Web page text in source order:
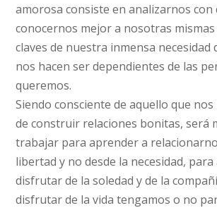
amorosa consiste en analizarnos con
conocernos mejor a nosotras
claves de nuestra inmensa necesidad
nos hacen ser dependientes de las
queremos.
Siendo consciente de aquello que
de construir relaciones bonitas, será
trabajar para aprender a
libertad y no desde la necesidad,
disfrutar de la soledad y de la
disfrutar de la vida tengamos o no